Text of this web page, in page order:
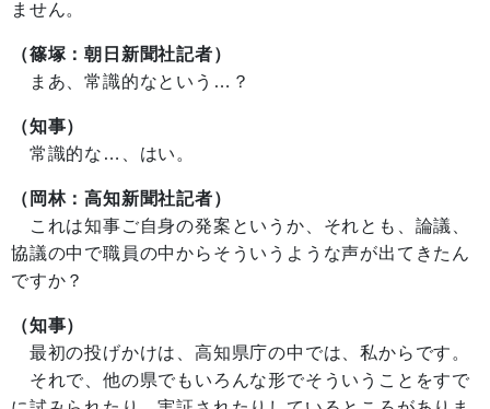
ません。
（篠塚：朝日新聞社記者）
まあ、常識的なという…？
（知事）
常識的な…、はい。
（岡林：高知新聞社記者）
これは知事ご自身の発案というか、それとも、論議、
協議の中で職員の中からそういうような声が出てきたん
ですか？
（知事）
最初の投げかけは、高知県庁の中では、私からです。
それで、他の県でもいろんな形でそういうことをすで